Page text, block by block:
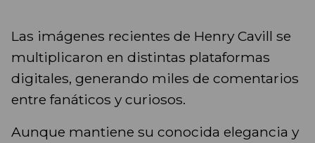
Las imágenes recientes de Henry Cavill se
multiplicaron en distintas plataformas
digitales, generando miles de comentarios
entre fanáticos y curiosos.
Aunque mantiene su conocida elegancia y